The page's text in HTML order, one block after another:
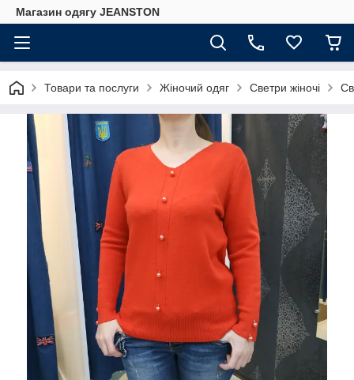
Магазин одягу JEANSTON
Товари та послуги Жіночий одяг Светри жіночі